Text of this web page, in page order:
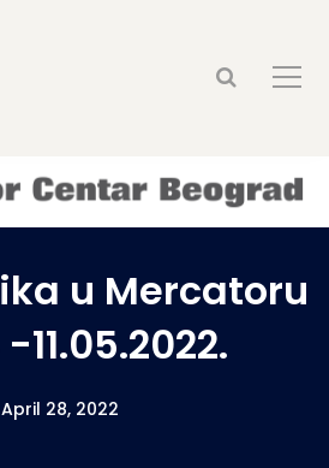
u Mercatoru
11.05.2022.
April 28, 2022